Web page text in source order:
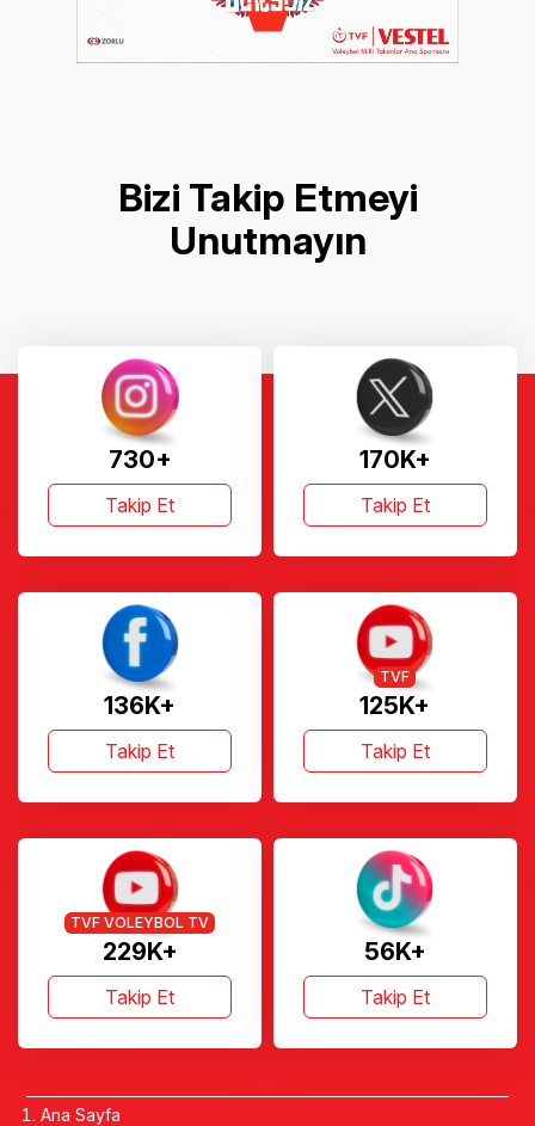
Bizi Takip Etmeyi
Unutmayın
730+
Takip Et
170K+
Takip Et
136K+
Takip Et
125K+
TVF
Takip Et
229K+
TVF VOLEYBOL TV
Takip Et
56K+
Takip Et
Ana Sayfa